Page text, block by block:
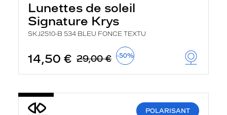
Lunettes de soleil
Signature Krys
SKJ2510-B 534 BLEU FONCE TEXTU
14,50 € 29,00 € -50%
POLARISANT